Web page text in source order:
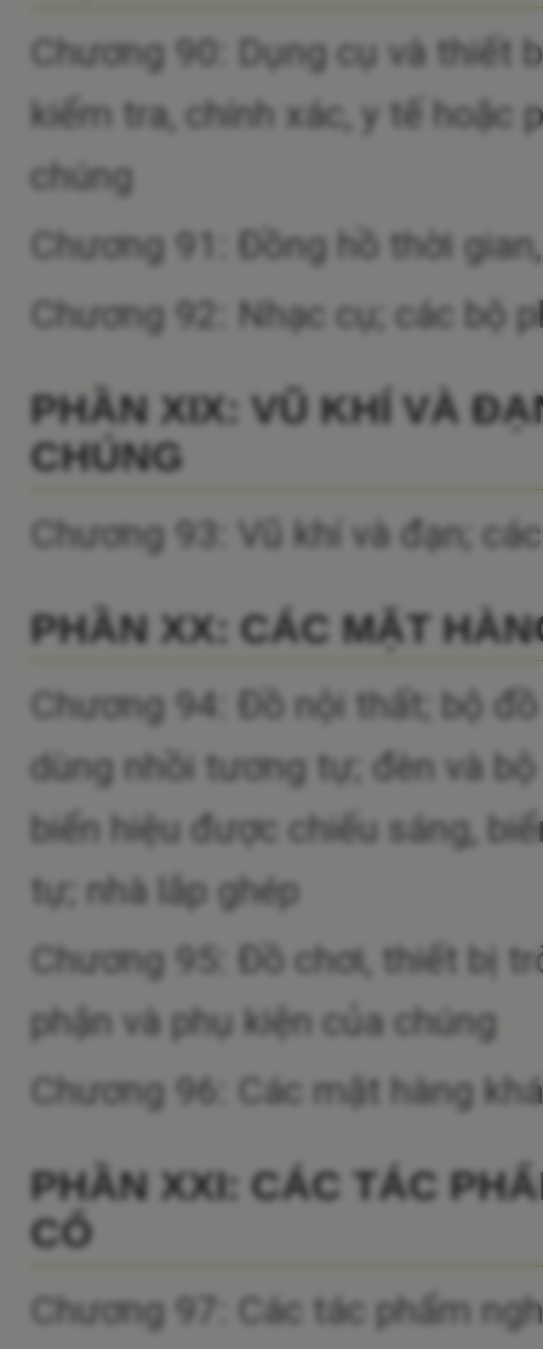
Chương 90: Dụng cụ và thiết
kiểm tra, chính xác, y tế hoặc
chúng
Chương 91: Đồng hồ thời
Chương 92: Nhạc cụ; các bộ
PHẦN XIX: VŨ KHÍ VÀ
CHÚNG
Chương 93: Vũ khí và đạn;
PHẦN XX: CÁC MẶT
Chương 94: Đồ nội thất; bộ
dùng nhồi tương tự; đèn và
biển hiệu được chiếu sáng,
tự; nhà lắp ghép
Chương 95: Đồ chơi, thiết bị
phận và phụ kiện của chúng
Chương 96: Các mặt hàng
PHẦN XXI: CÁC TÁC
CỔ
Chương 97: Các tác phẩm